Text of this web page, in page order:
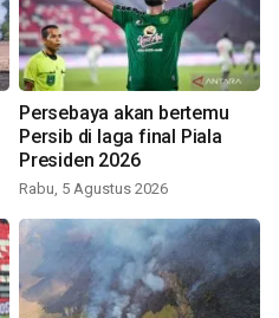
Persebaya akan bertemu
Persib di laga final Piala
Presiden 2026
Rabu, 5 Agustus 2026